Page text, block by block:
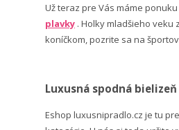
Už teraz pre Vás máme ponuku
plavky . Holky mladšieho
koníčkom, pozrite sa na
Luxusná spodná bielizeň
Eshop luxusnipradlo.cz je tu